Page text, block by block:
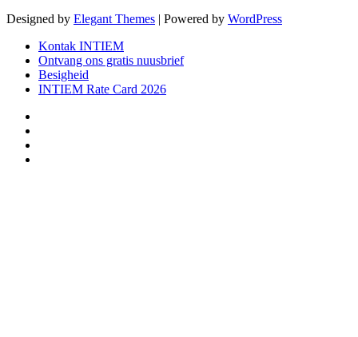
Designed by Elegant Themes | Powered by WordPress
Kontak INTIEM
Ontvang ons gratis nuusbrief
Besigheid
INTIEM Rate Card 2026